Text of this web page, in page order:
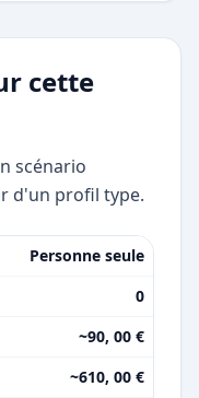
cette
scénario
d'un profil type.
Personne seule
0
~90, 00 €
~610, 00 €